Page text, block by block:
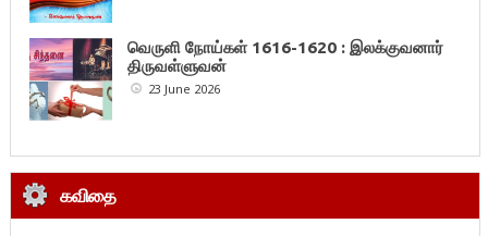
வெருளி நோய்கள் 1616-1620 : இலக்குவனார்
திருவள்ளுவன்
23 June 2026
கவிதை